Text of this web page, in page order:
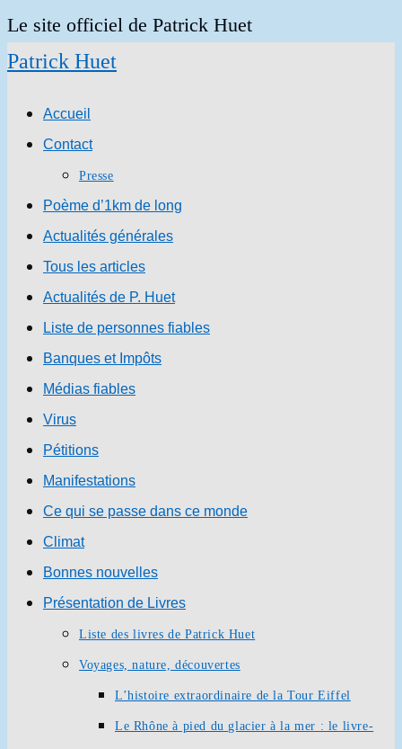
Skip
to
Le site officiel de Patrick Huet
Patrick Huet
Accueil
Contact
Presse
Poème d’1km de long
Actualités générales
Tous les articles
Actualités de P. Huet
Liste de personnes fiables
Banques et Impôts
Médias fiables
Virus
Pétitions
Manifestations
Ce qui se passe dans ce monde
Climat
Bonnes nouvelles
Présentation de Livres
Liste des livres de Patrick Huet
Voyages, nature, découvertes
L’histoire extraordinaire de la Tour Eiffel
Le Rhône à pied du glacier à la mer : le livre-